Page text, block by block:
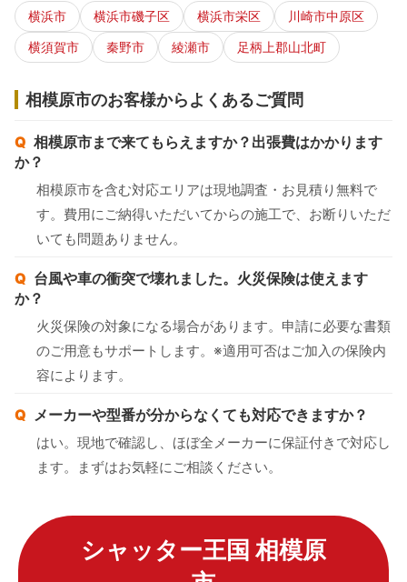
横浜市 横浜市磯子区 横浜市栄区
川崎市中原区
横須賀市
秦野市 綾瀬市 足柄上郡山北町
相模原市のお客様からよくあるご質問
相模原市まで来てもらえますか？出張費はかかります
か？
相模原市を含む対応エリアは現地調査・お見積り無料で
す。費用にご納得いただいてからの施工で、お断りいただ
いても問題ありません。
台風や車の衝突で壊れました。火災保険は使えます
か？
火災保険の対象になる場合があります。申請に必要な書類
のご用意もサポートします。※適用可否はご加入の保険内
容によります。
メーカーや型番が分からなくても対応できますか？
はい。現地で確認し、ほぼ全メーカーに保証付きで対応し
ます。まずはお気軽にご相談ください。
シャッター王国 相模原